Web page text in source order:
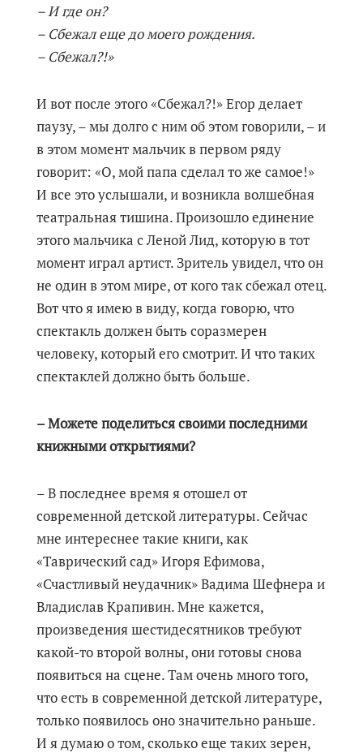
– И где он?
– Сбежал еще до моего рождения.
– Сбежал?!»
И вот после этого «Сбежал?!» Егор делает
паузу, – мы долго с ним об этом говорили, – и
в этом момент мальчик в первом ряду
говорит: «О, мой папа сделал то же самое!»
И все это услышали, и возникла волшебная
театральная тишина. Произошло единение
этого мальчика с Леной Лид, которую в тот
момент играл артист. Зритель увидел, что он
не один в этом мире, от кого так сбежал отец.
Вот что я имею в виду, когда говорю, что
спектакль должен быть соразмерен
человеку, который его смотрит. И что таких
спектаклей должно быть больше.
– Можете поделиться своими последними
книжными открытиями?
– В последнее время я отошел от
современной детской литературы. Сейчас
мне интереснее такие книги, как
«Таврический сад» Игоря Ефимова,
«Счастливый неудачник» Вадима Шефнера и
Владислав Крапивин. Мне кажется,
произведения шестидесятников требуют
какой-то второй волны, они готовы снова
появиться на сцене. Там очень много того,
что есть в современной детской литературе,
только появилось оно значительно раньше.
И я думаю о том, сколько еще таких зерен,